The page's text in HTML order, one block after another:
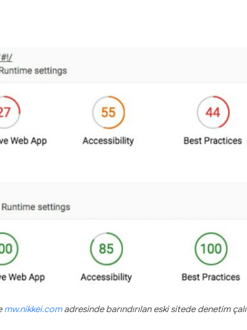
mw.nikkei.comadresinde barındırılan eski sitede denetim